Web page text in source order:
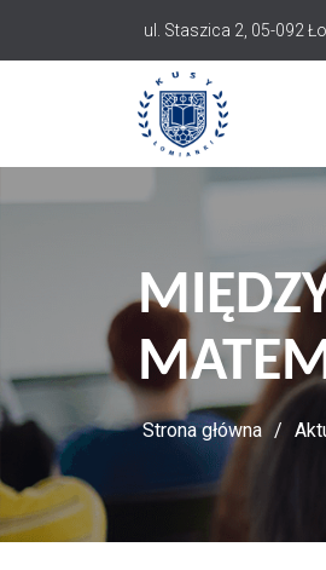
ul. Staszica 2, 05-092
Strona główna